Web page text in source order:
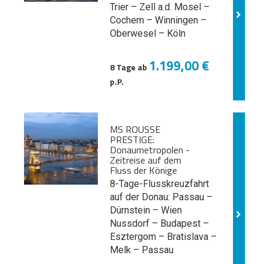
Trier – Zell a.d. Mosel –
Cochem – Winningen –
Oberwesel – Köln
8 Tage ab 1.199,00 €
p.P.
MS ROUSSE
PRESTIGE:
Donaumetropolen -
Zeitreise auf dem
Fluss der Könige
8-Tage-Flusskreuzfahrt
auf der Donau: Passau –
Dürnstein – Wien
Nussdorf – Budapest –
Esztergom – Bratislava –
Melk – Passau